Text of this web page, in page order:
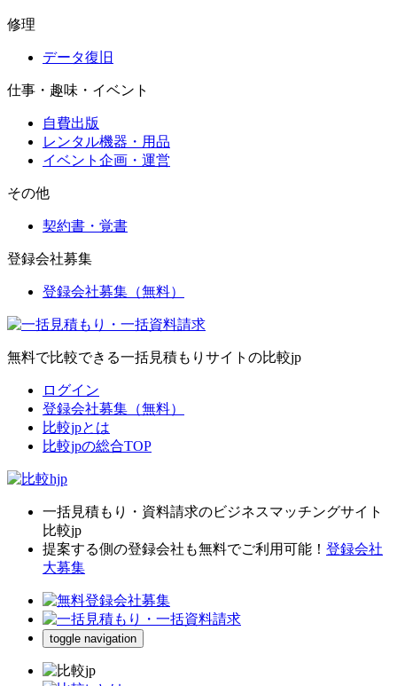
修理
データ復旧
仕事・趣味・イベント
自費出版
レンタル機器・用品
イベント企画・運営
その他
契約書・覚書
登録会社募集
登録会社募集（無料）
無料で比較できる一括見積もりサイトの比較jp
ログイン
登録会社募集（無料）
比較jpとは
比較jpの総合TOP
一括見積もり・資料請求のビジネスマッチングサイト
比較jp
提案する側の登録会社も無料でご利用可能！ 登録会社
大募集
toggle navigation